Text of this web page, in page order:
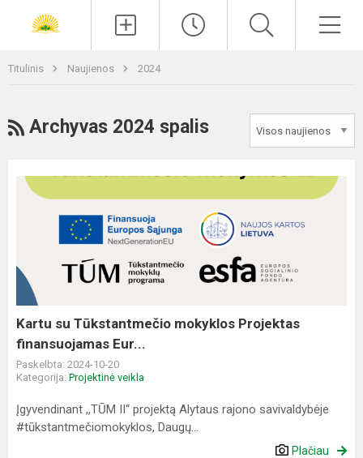
Titulinis Naujienos 2024
RSS
Archyvas 2024 spalis
Kartu
Tūkstantmečio
mokyklos
Projektas
finansuojamas
Eur...
Kartu su Tūkstantmečio mokyklos Projektas
finansuojamas Eur...
Paskelbta: 2024-10-20
Kategorija: Projektinė veikla
Įgyvendinant ,,TŪM II“ projektą Alytaus rajono savivaldybėje
#tūkstantmečiomokyklos, Daugų...
Plačiau